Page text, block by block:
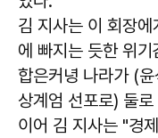
김 지사는 이 회장
에 빠지는 듯한 위
합은커녕 나라가 (
상계엄 선포로) 둘
이어 김 지사는 "경